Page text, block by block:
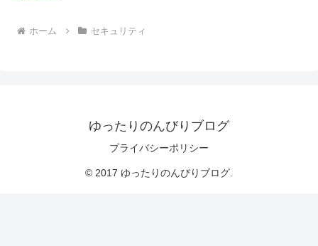
ホーム セキュリティ
ゆったりのんびりブログ
プライバシーポリシー
© 2017 ゆったりのんびりブログ.